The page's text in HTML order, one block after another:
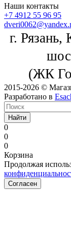
Наши контакты
+7 4912 55 96 95
г. Рязань,
(ЖК
2015-2026 ©
Разработано в
Найти
0
0
0
Корзина
Продолжая
Согласен